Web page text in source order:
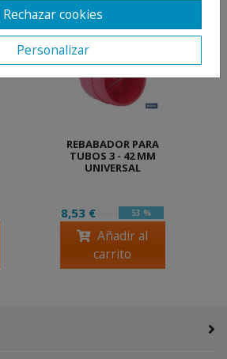
REBABADOR PARA
TUBOS 3 - 42 MM
UNIVERSAL
8,53 € 53 %
Añadir al
carrito
Rechazar cookies
Personalizar